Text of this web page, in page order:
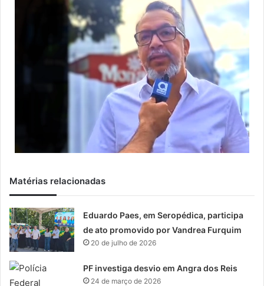
Matérias relacionadas
Eduardo Paes, em Seropédica, participa
de ato promovido por Vandrea Furquim
20 de julho de 2026
PF investiga desvio em Angra dos Reis
24 de março de 2026